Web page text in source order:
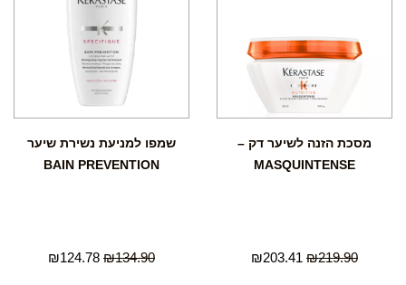
מסכת הזנה לשיער דק –
MASQUINTENSE
₪219.90
₪203.41
שמפו למניעת נשירת שיער
BAIN PREVENTION
₪134.90
₪124.78